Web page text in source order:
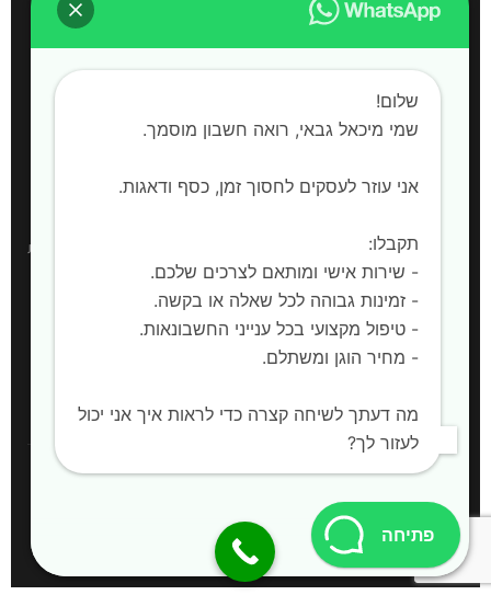
חשבות שכר
הקמת חברות
אזורי שירות
רואה חשבון:חדרה, השרון, קיסריה, עמק חפר, פרדס חנה-כרכור, אביחיל, בית
ינאי, כפר חיים, אור עקיבא, בית יצחק שער חפר, חריש |שירות למחוז המרכז,
מחוז הצפון ויהודה ושומרון
🌐 לאתר המלא
© כל הזכויות שמורות להשם
קידום אתרים אורגני:
קידום אתרים AI
שלום!
שמי מיכאל גבאי, רואה חשבון מוסמך. ‍
אני עוזר לעסקים לחסוך זמן, כסף ודאגות.
תקבלו:
- שירות אישי ומותאם לצרכים שלכם.
- זמינות גבוהה לכל שאלה או בקשה.
- טיפול מקצועי בכל ענייני החשבונאות.
- מחיר הוגן ומשתלם.
מה דעתך לשיחה קצרה כדי לראות איך אני יכול
לעזור לך?
פתיחה